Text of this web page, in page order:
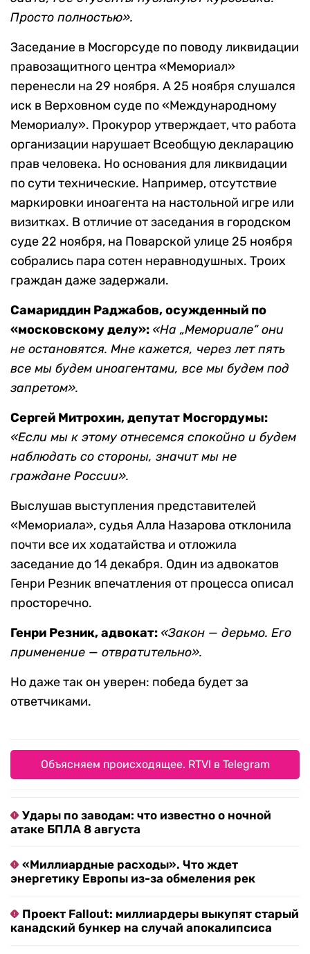
Просто полностью».
Заседание в Мосгорсуде по поводу ликвидации
правозащитного центра «Мемориал»
перенесли на 29 ноября. А 25 ноября слушался
иск в Верховном суде по «Международному
Мемориалу». Прокурор утверждает, что работа
организации нарушает Всеобщую декларацию
прав человека. Но основания для ликвидации
по сути технические. Например, отсутствие
маркировки иноагента на настольной игре или
визитках. В отличие от заседания в городском
суде 22 ноября, на Поварской улице 25 ноября
собрались пара сотен неравнодушных. Троих
граждан даже задержали.
Самариддин Раджабов, осужденный по
«московскому делу»: «На „Мемориале“ они
не остановятся. Мне кажется, через лет пять
все мы будем иноагентами, все мы будем под
запретом».
Сергей Митрохин, депутат Мосгордумы:
«Если мы к этому отнесемся спокойно и будем
наблюдать со стороны, значит мы не
граждане России».
Выслушав выступления представителей
«Мемориала», судья Алла Назарова отклонила
почти все их ходатайства и отложила
заседание до 14 декабря. Один из адвокатов
Генри Резник впечатления от процесса описал
просторечно.
Генри Резник, адвокат: «Закон — дерьмо. Его
применение — отвратительно».
Но даже так он уверен: победа будет за
ответчиками.
Объясняем происходящее. RTVI в Telegram
Удары по заводам: что известно о ночной
атаке БПЛА 8 августа
«Миллиардные расходы». Что ждет
энергетику Европы из-за обмеления рек
Проект Fallout: миллиардеры выкупят старый
канадский бункер на случай апокалипсиса